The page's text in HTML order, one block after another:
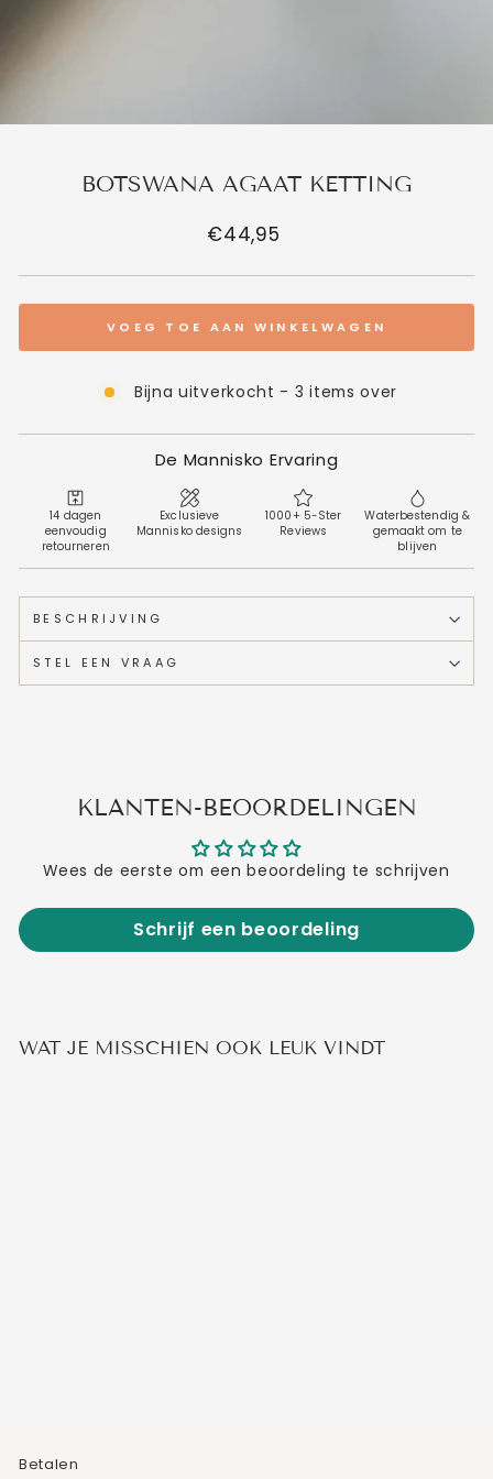
BOTSWANA AGAAT KETTING
Normale
€44,95
VOEG TOE AAN WINKELWAGEN
Bijna uitverkocht - 3 items over
De Mannisko Ervaring
14 dagen
eenvoudig
retourneren
Exclusieve
Mannisko designs
1000+ 5-Ster
Reviews
Waterbestendig &
gemaakt om te
blijven
BESCHRIJVING
STEL EEN VRAAG
KLANTEN-BEOORDELINGEN
Wees de eerste om een beoordeling te schrijven
Schrijf een beoordeling
WAT JE MISSCHIEN OOK LEUK VINDT
Betalen